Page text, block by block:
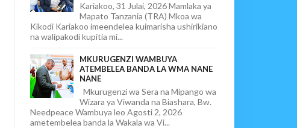
Kariakoo, 31 Julai, 2026 Mamlaka ya
Mapato Tanzania (TRA) Mkoa wa
Kikodi Kariakoo imeendelea kuimarisha ushirikiano
na walipakodi kupitia mi...
MKURUGENZI WAMBUYA
ATEMBELEA BANDA LA WMA NANE
NANE
Mkurugenzi wa Sera na Mipango wa
Wizara ya Viwanda na Biashara, Bw.
Needpeace Wambuya leo Agosti 2, 2026
ametembelea banda la Wakala wa Vi...